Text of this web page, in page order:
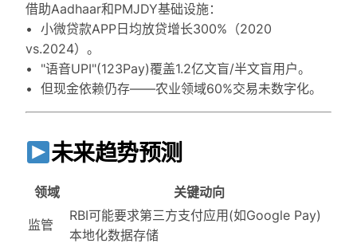
借助Aadhaar和PMJDY基础设施：
• 小微贷款APP日均放贷增长300%（2020
vs.2024）。
• "语音UPI"(123Pay)覆盖1.2亿文盲/半文盲用户。
• 但现金依赖仍存——农业领域60%交易未数字化。
未来趋势预测
领域 关键动向
监管
RBI可能要求第三方支付应用(如Google Pay)
本地化数据存储